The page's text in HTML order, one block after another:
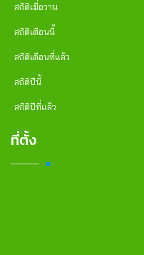
สถิติเมื่อวาน
สถิติเดือนนี้
สถิติเดือนที่แล้ว
สถิติปีนี้
สถิติปีที่แล้ว
ที่ตั้ง